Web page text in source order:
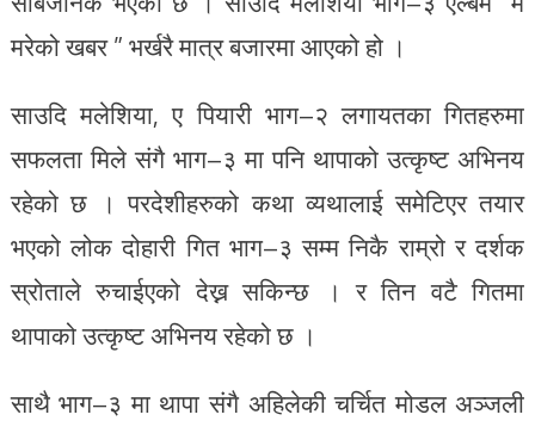
मरेको खबर ” भर्खरै मात्र बजारमा आएको हो ।
साउदि मलेशिया, ए पियारी भाग–२ लगायतका गितहरुमा
सफलता मिले संगै भाग–३ मा पनि थापाको उत्कृष्ट अभिनय
रहेको छ । परदेशीहरुको कथा व्यथालाई समेटिएर तयार
भएको लोक दोहारी गित भाग–३ सम्म निकै राम्रो र दर्शक
स्रोताले रुचाईएको देख्न सकिन्छ । र तिन वटै गितमा
थापाको उत्कृष्ट अभिनय रहेको छ ।
साथै भाग–३ मा थापा संगै अहिलेकी चर्चित मोडल अञ्जली